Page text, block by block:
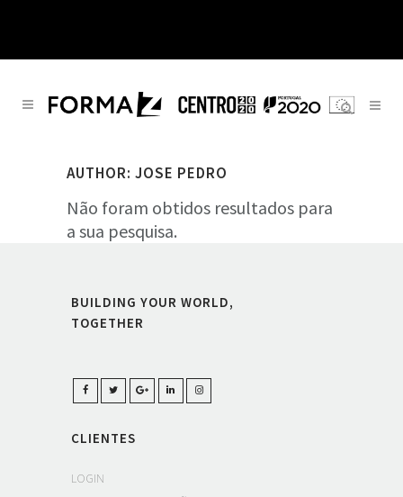
AUTHOR: JOSE PEDRO
Não foram obtidos resultados para
a sua pesquisa.
BUILDING YOUR WORLD,
TOGETHER
CLIENTES
LOGIN